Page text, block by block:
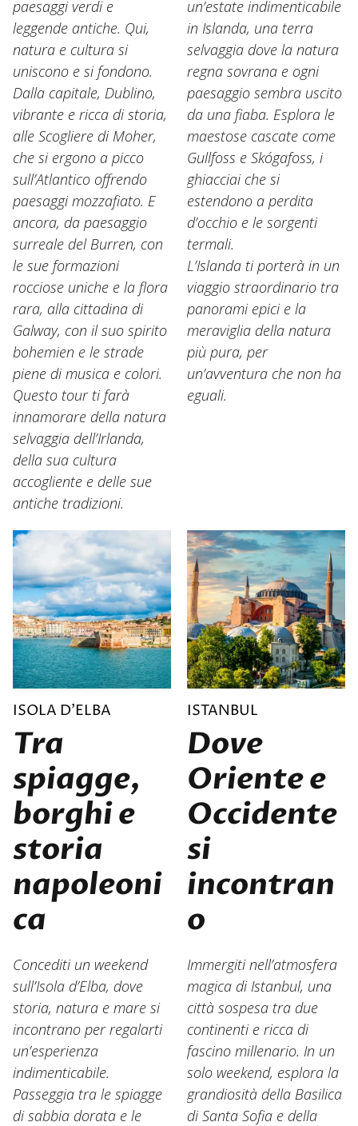
paesaggi verdi e
leggende antiche. Qui,
natura e cultura si
uniscono e si fondono.
Dalla capitale, Dublino,
vibrante e ricca di storia,
alle Scogliere di Moher,
che si ergono a picco
sull’Atlantico offrendo
paesaggi mozzafiato. E
ancora, da paesaggio
surreale del Burren, con
le sue formazioni
rocciose uniche e la flora
rara, alla cittadina di
Galway, con il suo spirito
bohemien e le strade
piene di musica e colori.
Questo tour ti farà
innamorare della natura
selvaggia dell’Irlanda,
della sua cultura
accogliente e delle sue
antiche tradizioni.
un’estate indimenticabile
in Islanda, una terra
selvaggia dove la natura
regna sovrana e ogni
paesaggio sembra uscito
da una fiaba. Esplora le
maestose cascate come
Gullfoss e Skógafoss, i
ghiacciai che si
estendono a perdita
d’occhio e le sorgenti
termali.
L’Islanda ti porterà in un
viaggio straordinario tra
panorami epici e la
meraviglia della natura
più pura, per
un’avventura che non ha
eguali.
ISOLA D’ELBA
Tra
spiagge,
borghi e
storia
napoleoni
ca
Concediti un weekend
sull’Isola d’Elba, dove
storia, natura e mare si
incontrano per regalarti
un’esperienza
indimenticabile.
Passeggia tra le spiagge
di sabbia dorata e le
ISTANBUL
Dove
Oriente e
Occidente
si
incontran
o
Immergiti nell’atmosfera
magica di Istanbul, una
città sospesa tra due
continenti e ricca di
fascino millenario. In un
solo weekend, esplora la
grandiosità della Basilica
di Santa Sofia e della